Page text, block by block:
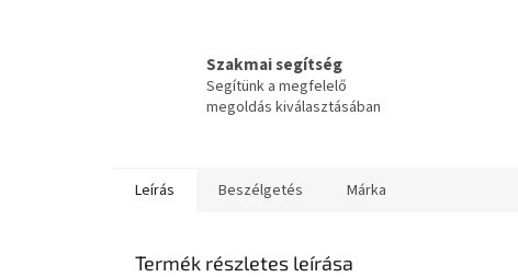
Szakmai segítség
Segítünk a megfelelő
megoldás kiválasztásában
Leírás Beszélgetés Márka
Termék részletes leírása